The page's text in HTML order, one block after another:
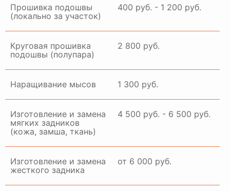
Прошивка подошвы
(локально за участок)
400 руб. - 1 200 руб.
Круговая прошивка
подошвы (полупара)
2 800 руб.
Наращивание мысов 1 300 руб.
Изготовление и замена
мягких задников
(кожа, замша, ткань)
4 500 руб. - 6 500 руб.
Изготовление и замена
жесткого задника
от 6 000 руб.